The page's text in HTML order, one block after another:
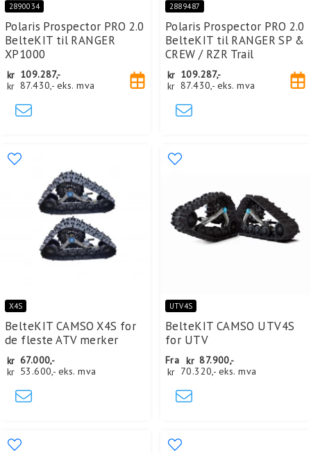
2890034
Polaris Prospector PRO 2.0
BelteKIT til RANGER
XP1000
kr 109.287,-
kr 87.430,- eks. mva
2889487
Polaris Prospector PRO 2.0
BelteKIT til RANGER SP &
CREW / RZR Trail
kr 109.287,-
kr 87.430,- eks. mva
X4S
BelteKIT CAMSO X4S for
de fleste ATV merker
kr 67.000,-
kr 53.600,- eks. mva
UTV4S
BelteKIT CAMSO UTV4S
for UTV
Fra kr 87.900,-
kr 70.320,- eks. mva